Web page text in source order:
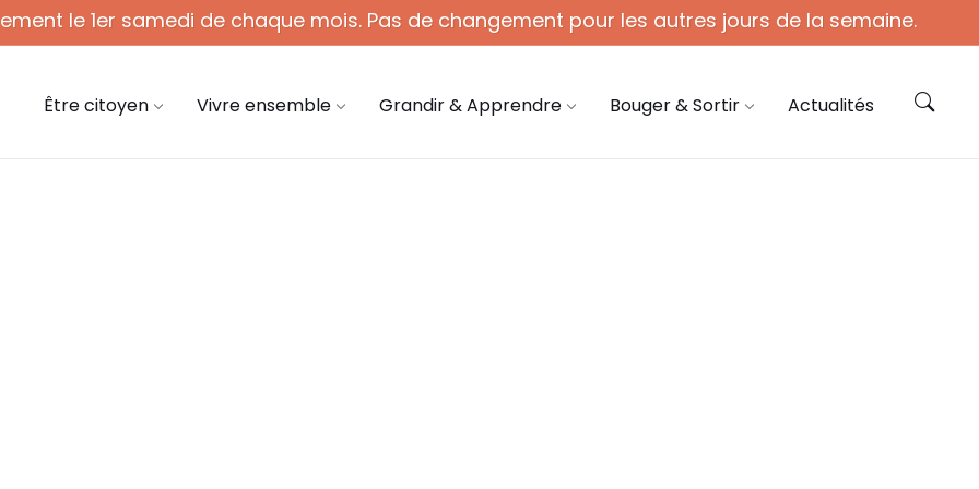
le 1er samedi de chaque mois. Pas de changement pour les autres jours de la semaine.
(1er sam. du mois)
Être citoyen Vivre ensemble Grandir & Apprendre Bouger & Sortir Actualités